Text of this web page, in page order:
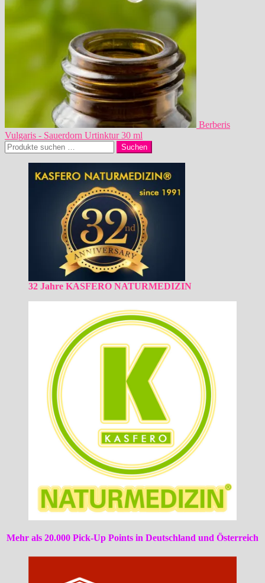
Berberis
Vulgaris - Sauerdorn Urtinktur 30 ml
Suchen
nach:
Suchen
32 Jahre KASFERO NATURMEDIZIN
Mehr als 20.000 Pick-Up Points in Deutschland und Österreich